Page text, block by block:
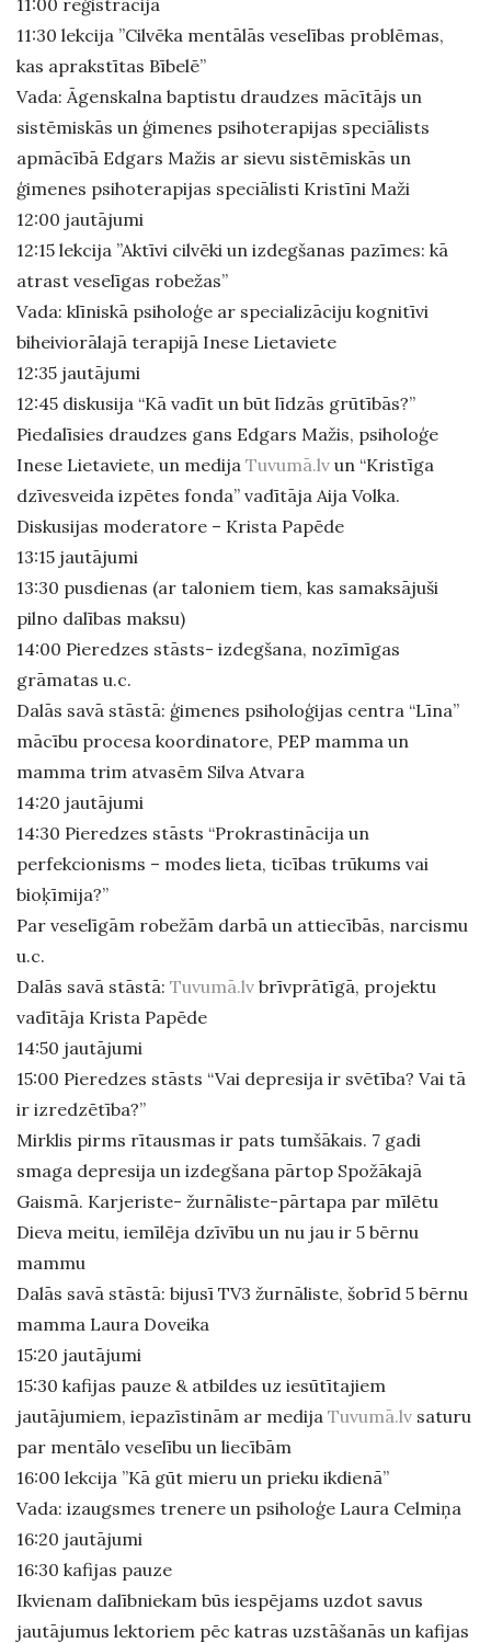
11:30 lekcija ”Cilvēka mentālās veselības problēmas,
kas aprakstītas Bībelē”
Vada: Āgenskalna baptistu draudzes mācītājs un
sistēmiskās un ģimenes psihoterapijas speciālists
apmācībā Edgars Mažis ar sievu sistēmiskās un
ģimenes psihoterapijas speciālisti Kristīni Maži
12:00 jautājumi
12:15 lekcija ”Aktīvi cilvēki un izdegšanas pazīmes: kā
atrast veselīgas robežas”
Vada: klīniskā psiholoģe ar specializāciju kognitīvi
biheiviorālajā terapijā Inese Lietaviete
12:35 jautājumi
12:45 diskusija “Kā vadīt un būt līdzās grūtībās?”
Piedalīsies draudzes gans Edgars Mažis, psiholoģe
Inese Lietaviete, un medija Tuvumā.lv un “Kristīga
dzīvesveida izpētes fonda” vadītāja Aija Volka.
Diskusijas moderatore – Krista Papēde
13:15 jautājumi
13:30 pusdienas (ar taloniem tiem, kas samaksājuši
pilno dalības maksu)
14:00 Pieredzes stāsts- izdegšana, nozīmīgas
grāmatas u.c.
Dalās savā stāstā: ģimenes psiholoģijas centra “Līna”
mācību procesa koordinatore, PEP mamma un
mamma trim atvasēm Silva Atvara
14:20 jautājumi
14:30 Pieredzes stāsts “Prokrastinācija un
perfekcionisms – modes lieta, ticības trūkums vai
bioķīmija?”
Par veselīgām robežām darbā un attiecībās, narcismu
u.c.
Dalās savā stāstā: Tuvumā.lv brīvprātīgā, projektu
vadītāja Krista Papēde
14:50 jautājumi
15:00 Pieredzes stāsts “Vai depresija ir svētība? Vai tā
ir izredzētība?”
Mirklis pirms rītausmas ir pats tumšākais. 7 gadi
smaga depresija un izdegšana pārtop Spožākajā
Gaismā. Karjeriste- žurnāliste-pārtapa par mīlētu
Dieva meitu, iemīlēja dzīvību un nu jau ir 5 bērnu
mammu
Dalās savā stāstā: bijusī TV3 žurnāliste, šobrīd 5 bērnu
mamma Laura Doveika
15:20 jautājumi
15:30 kafijas pauze & atbildes uz iesūtītajiem
jautājumiem, iepazīstinām ar medija Tuvumā.lv saturu
par mentālo veselību un liecībām
16:00 lekcija ”Kā gūt mieru un prieku ikdienā”
Vada: izaugsmes trenere un psiholoģe Laura Celmiņa
16:20 jautājumi
16:30 kafijas pauze
Ikvienam dalībniekam būs iespējams uzdot savus
jautājumus lektoriem pēc katras uzstāšanās un kafijas